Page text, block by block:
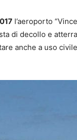
l’aeroporto
di decollo e
anche a uso